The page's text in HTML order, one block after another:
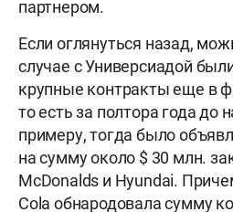
партнером.
Если оглянуться назад,
случае с Универсиадой
крупные контракты еще в
то есть за полтора года до
примеру, тогда было
на сумму около $ 30 млн.
McDonalds и Hyundai.
Cola обнародовала сумму